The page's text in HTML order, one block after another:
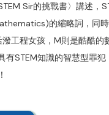
Sir的挑戰書〉講述
的縮略詞，同
工程女孩，M則是酷酷的
有STEM知識的智慧型罪